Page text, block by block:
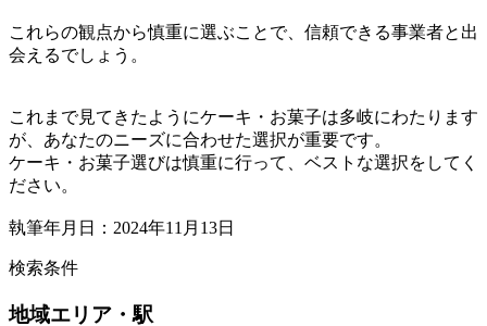
これらの観点から慎重に選ぶことで、信頼できる事業者と出
会えるでしょう。
これまで見てきたようにケーキ・お菓子は多岐にわたります
が、あなたのニーズに合わせた選択が重要です。
ケーキ・お菓子選びは慎重に行って、ベストな選択をしてく
ださい。
執筆年月日：2024年11月13日
検索条件
地域エリア・駅